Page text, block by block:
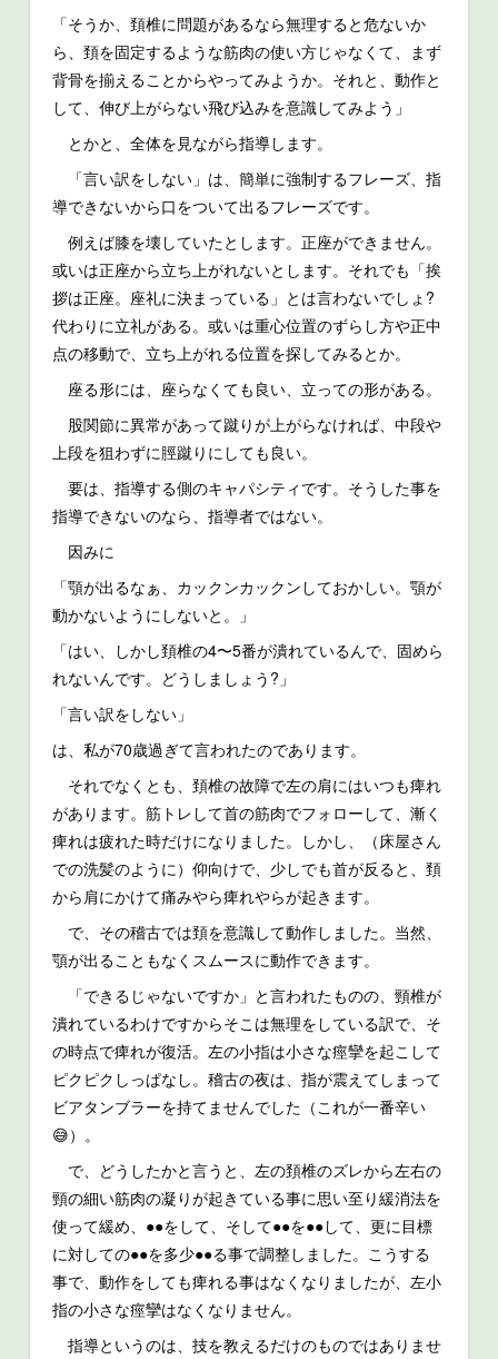
「そうか、頚椎に問題があるなら無理すると危ないか
ら、頚を固定するような筋肉の使い方じゃなくて、まず
背骨を揃えることからやってみようか。それと、動作と
して、伸び上がらない飛び込みを意識してみよう」
とかと、全体を見ながら指導します。
「言い訳をしない」は、簡単に強制するフレーズ、指
導できないから口をついて出るフレーズです。
例えば膝を壊していたとします。正座ができません。
或いは正座から立ち上がれないとします。それでも「挨
拶は正座。座礼に決まっている」とは言わないでしょ?
代わりに立礼がある。或いは重心位置のずらし方や正中
点の移動で、立ち上がれる位置を探してみるとか。
座る形には、座らなくても良い、立っての形がある。
股関節に異常があって蹴りが上がらなければ、中段や
上段を狙わずに脛蹴りにしても良い。
要は、指導する側のキャパシティです。そうした事を
指導できないのなら、指導者ではない。
因みに
「顎が出るなぁ、カックンカックンしておかしい。顎が
動かないようにしないと。」
「はい、しかし頚椎の4〜5番が潰れているんで、固めら
れないんです。どうしましょう?」
「言い訳をしない」
は、私が70歳過ぎて言われたのであります。
それでなくとも、頚椎の故障で左の肩にはいつも痺れ
があります。筋トレして首の筋肉でフォローして、漸く
痺れは疲れた時だけになりました。しかし、（床屋さん
での洗髪のように）仰向けで、少しでも首が反ると、頚
から肩にかけて痛みやら痺れやらが起きます。
で、その稽古では頚を意識して動作しました。当然、
顎が出ることもなくスムースに動作できます。
「できるじゃないですか」と言われたものの、頸椎が
潰れているわけですからそこは無理をしている訳で、そ
の時点で痺れが復活。左の小指は小さな痙攣を起こして
ピクピクしっぱなし。稽古の夜は、指が震えてしまって
ビアタンブラーを持てませんでした（これが一番辛い
😅）。
で、どうしたかと言うと、左の頚椎のズレから左右の
頸の細い筋肉の凝りが起きている事に思い至り緩消法を
使って緩め、●●をして、そして●●を●●して、更に目標
に対しての●●を多少●●る事で調整しました。こうする
事で、動作をしても痺れる事はなくなりましたが、左小
指の小さな痙攣はなくなりません。
指導というのは、技を教えるだけのものではありませ